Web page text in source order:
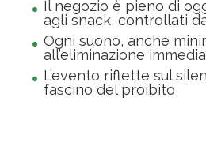
Il negozio è pieno di
agli snack, controllati
Ogni suono, anche
all’eliminazione
L’evento riflette sul
fascino del proibito